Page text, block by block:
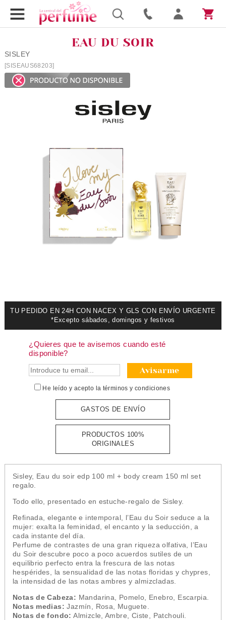
EAU DU SOIR
SISLEY
[SISEAUS68203]
TU PEDIDO EN 24H CON NACEX Y GLS CON ENVÍO URGENTE
*Excepto sábados, domingos y festivos
¿Quieres que te avisemos cuando esté
disponible?
Avisarme
He leído y acepto la términos y condiciones
GASTOS DE ENVÍO
PRODUCTOS 100%
ORIGINALES
Sisley, Eau du soir edp 100 ml + body cream 150 ml set
regalo.
Todo ello, presentado en estuche-regalo de Sisley.
Refinada, elegante e intemporal, l’Eau du Soir seduce a la
mujer: exalta la feminidad, el encanto y la seducción, a
cada instante del día.
Perfume de contrastes de una gran riqueza olfativa, l’Eau
du Soir descubre poco a poco acuerdos sutiles de un
equilibrio perfecto entra la frescura de las notas
hespérides, la sensualidad de las notas floridas y chypres,
la intensidad de las notas ambres y almizcladas.
Notas de Cabeza: Mandarina, Pomelo, Enebro, Escarpia.
Notas medias: Jazmín, Rosa, Muguete.
Notas de fondo: Almizcle, Ambre, Ciste, Patchouli.